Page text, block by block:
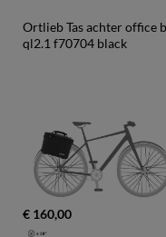
Ortlieb Tas achter office
ql2.1 f70704 black
€ 160,00